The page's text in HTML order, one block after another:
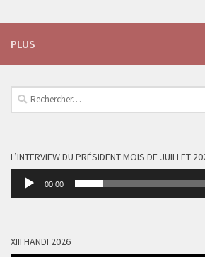
PLUS
Rechercher :
L’INTERVIEW DU PRÉSIDENT MOIS DE JUILLET
Lecteur
00:00
XIII HANDI 2026